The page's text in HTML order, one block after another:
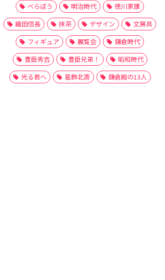
べらぼう
明治時代
徳川家康
織田信長
抹茶 デザイン
文房具
フィギュア
展覧会
鎌倉時代
豊臣秀吉
豊臣兄弟！
昭和時代
光る君へ
葛飾北斎 鎌倉殿の13人